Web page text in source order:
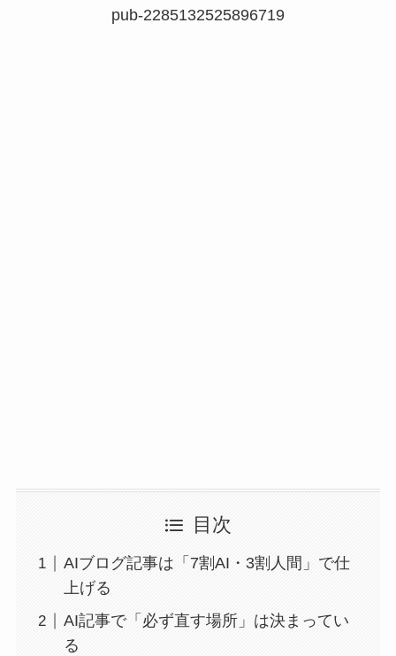
pub-2285132525896719
目次
AIブログ記事は「7割AI・3割人間」で仕
上げる
AI記事で「必ず直す場所」は決まってい
る